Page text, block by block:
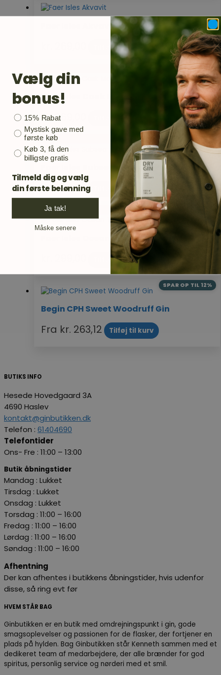
Faer Isles Akvavit
Tilføj til kurv
Faer Isles Cask Matured Akvavit
kr.269,00 Tilføj til kurv
Faer Isles Subsea Vodka
kr.269,00 Tilføj til kurv
Faer Isles Ocean Truffle Akvavit
Tilføj til kurv
SPAR OP TIL 12%
Begin CPH Sweet Woodruff Gin
Fra kr. 263,12 Tilføj til kurv
BUTIKS INFO
Hesede Hovedgaard 3A
4690 Haslev
kontakt@ginbutikken.dk
Telefon : 61404690
Telefontider
Ons- Fre : 11:00 – 13:00
Butik åbningstider
Mandag : Lukket
Tirsdag : Lukket
Onsdag : Lukket
Torsdag : 11:00 – 16:00
Fredag : 11:00 – 16:00
Lørdag : 11:00 – 16:00
Søndag : 11:00 – 16:00
Afhentning
Der kan afhentes i butikkens åbningstider, hvis udenfor
disse, så ring evt før
HVEM STÅR BAG
Ginbutikken er en butik med omdrejningspunkt i gin, gode
smagsoplevelser og passionen for de flasker, der fortjener en
plads på hylden. Bag Ginbutikken står Kenneth sammen med et
dedikeret team af medarbejdere, der alle brænder for god
spiritus, personlig service og nørderi med et smil.
Vælg din
bonus!
Bonusgave
15% Rabat
Mystisk gave med
første køb
Køb 3, få den
billigste gratis
Tilmeld dig og vælg
din første belønning
Ja tak!
Måske senere